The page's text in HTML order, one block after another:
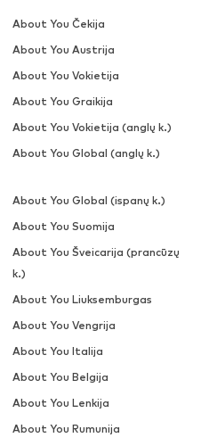
About You Čekija
About You Austrija
About You Vokietija
About You Graikija
About You Vokietija (anglų k.)
About You Global (anglų k.)
About You Global (ispanų k.)
About You Suomija
About You Šveicarija (prancūzų
k.)
About You Liuksemburgas
About You Vengrija
About You Italija
About You Belgija
About You Lenkija
About You Rumunija